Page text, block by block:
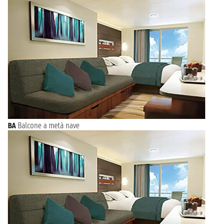
BA Balcone a metà nave